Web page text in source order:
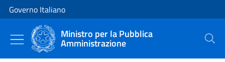
Vai al contenuto
Vai alla navigazione del sito
Governo Italiano
Ministro per la Pubblica
Amministrazione Cerca